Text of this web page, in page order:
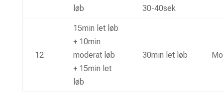
løb
30-40sek
12
15min let løb
+ 10min
moderat løb
+ 15min let
løb
30min let løb